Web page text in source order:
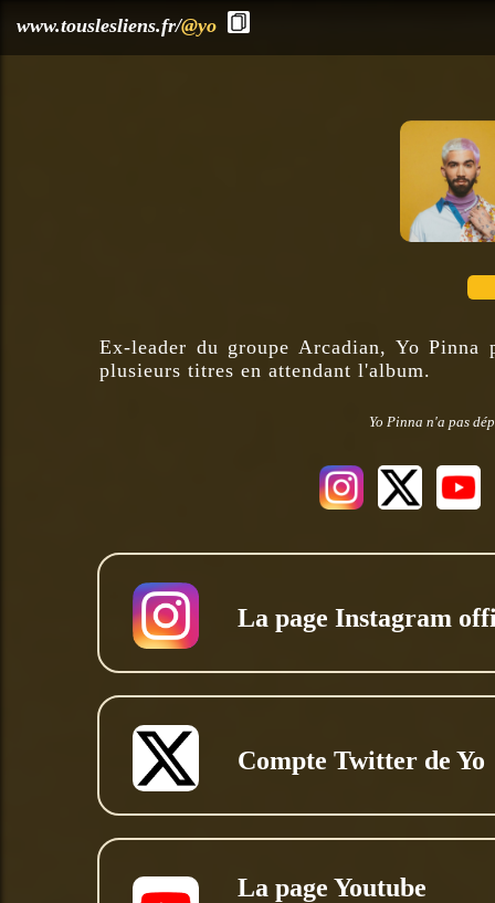
www.touslesliens.fr/@yo
Ex-leader du groupe Arcadian, Yo
plusieurs titres en attendant l'album.
Yo Pinna n'a pas
La page Instagram
Compte Twitter de Yo
La page Youtube